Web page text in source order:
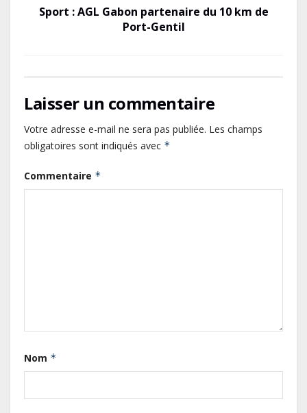
Sport : AGL Gabon partenaire du 10 km de
Port-Gentil
Laisser un commentaire
Votre adresse e-mail ne sera pas publiée. Les champs
obligatoires sont indiqués avec *
Commentaire *
Nom *
avec un eurobond de 920 millions